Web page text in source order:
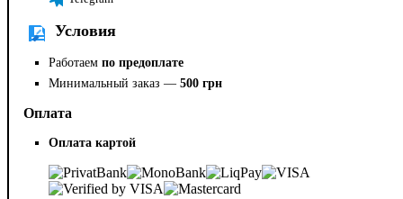
Условия
Работаем по предоплате
Минимальный заказ — 500 грн
Оплата
Оплата картой